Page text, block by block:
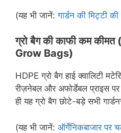
(यह भी जानें:गार्डन की मिट्टी
ग्रो बैग की काफी कम कीमत (
Grow Bags)
HDPE ग्रो बैग हाई क्वालिटी
रीज़नेबल और अफोर्डेबल प्राइस
ही यह ग्रो बैग छोटे-बड़े सभी
(यह भी जानें: ऑर्गेनिकबाजार